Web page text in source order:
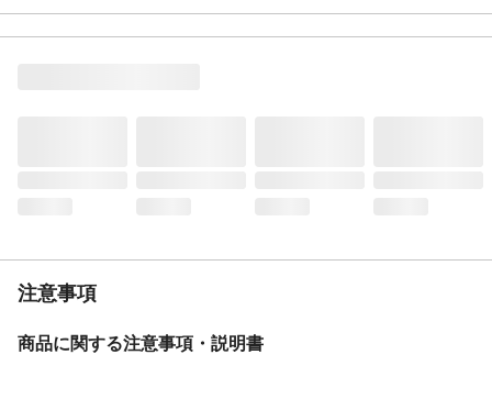
使用上の注意
●他の調光器とは併用できません。
●AC100Vで使用してください。
注意事項
商品に関する注意事項・説明書